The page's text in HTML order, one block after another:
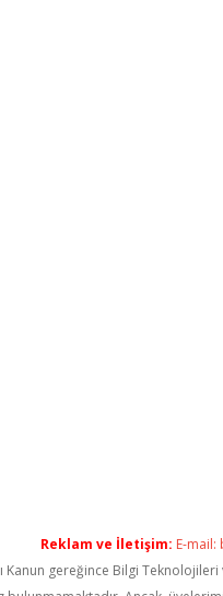
Reklam ve İletişim: E-mail:
Kanun gereğince Bilgi